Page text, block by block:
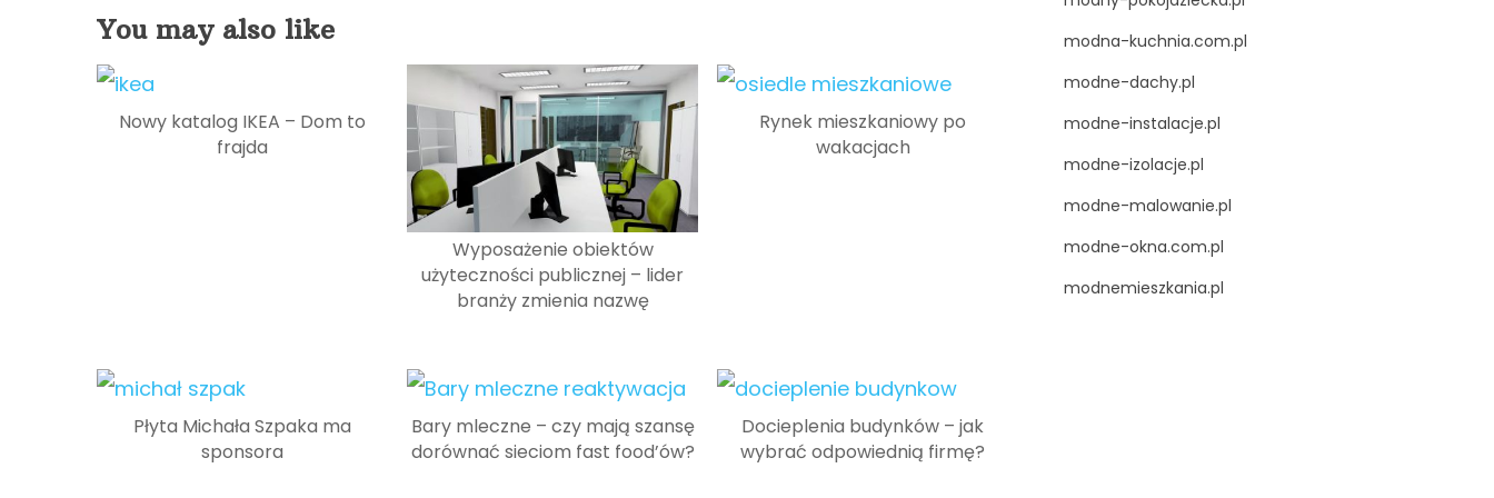
You may also like
Nowy katalog IKEA – Dom to
frajda
Wyposażenie obiektów
użyteczności publicznej – lider
branży zmienia nazwę
Rynek mieszkaniowy po
wakacjach
Płyta Michała Szpaka ma
sponsora
Bary mleczne – czy mają szansę
dorównać sieciom fast food’ów?
Docieplenia budynków – jak
wybrać odpowiednią firmę?
modna-kuchnia.com.pl
modne-dachy.pl
modne-instalacje.pl
modne-izolacje.pl
modne-malowanie.pl
modne-okna.com.pl
modnemieszkania.pl